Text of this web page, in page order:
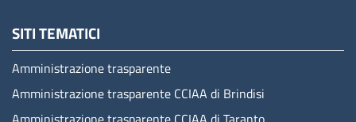
SITI TEMATICI
Amministrazione trasparente
Amministrazione trasparente CCIAA di Brindisi